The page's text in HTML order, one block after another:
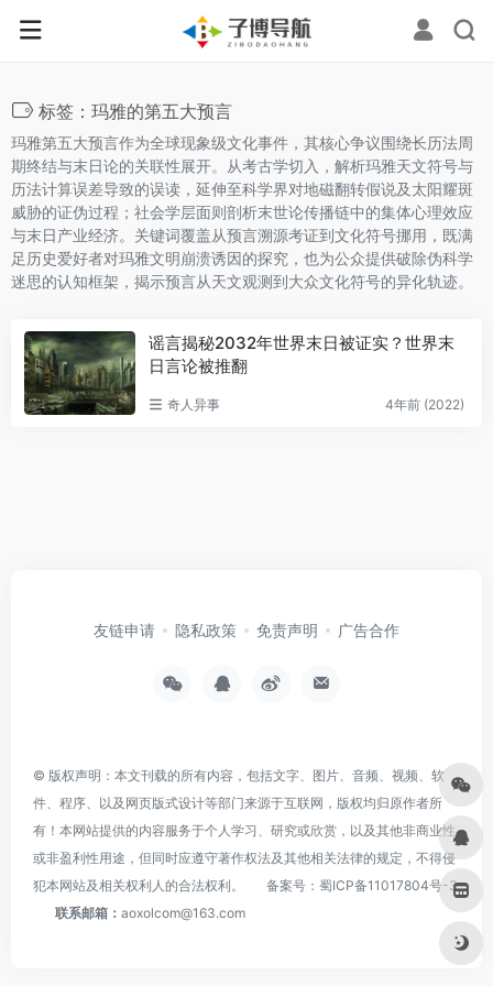
标签：玛雅的第五大预言
玛雅第五大预言作为全球现象级文化事件，其核心争议围绕长历法周
期终结与末日论的关联性展开。从考古学切入，解析玛雅天文符号与
历法计算误差导致的误读，延伸至科学界对地磁翻转假说及太阳耀斑
威胁的证伪过程；社会学层面则剖析末世论传播链中的集体心理效应
与末日产业经济。关键词覆盖从预言溯源考证到文化符号挪用，既满
足历史爱好者对玛雅文明崩溃诱因的探究，也为公众提供破除伪科学
迷思的认知框架，揭示预言从天文观测到大众文化符号的异化轨迹。
谣言揭秘2032年世界末日被证实？世界末
日言论被推翻
奇人异事 4年前 (2022)
友链申请 隐私政策 免责声明 广告合作
© 版权声明：本文刊载的所有内容，包括文字、图片、音频、视频、软
件、程序、以及网页版式设计等部门来源于互联网，版权均归原作者所
有！本网站提供的内容服务于个人学习、研究或欣赏，以及其他非商业性
或非盈利性用途，但同时应遵守著作权法及其他相关法律的规定，不得侵
犯本网站及相关权利人的合法权利。
备案号： 蜀ICP备11017804号-3
联系邮箱： aoxolcom@163.com